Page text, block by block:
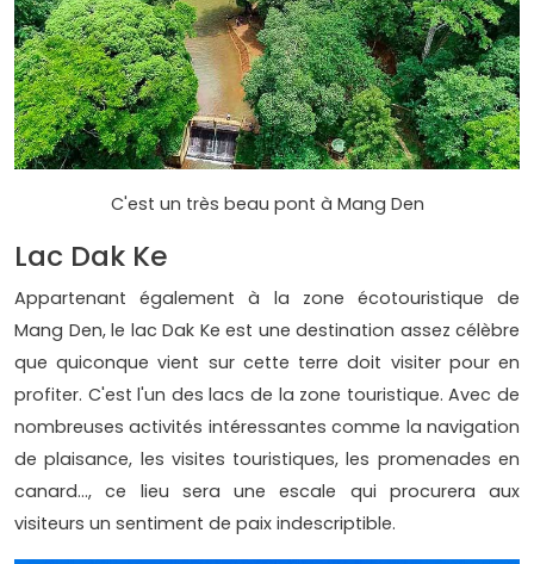
C'est un très beau pont à Mang Den
Lac Dak Ke
Appartenant également à la zone écotouristique de
Mang Den, le lac Dak Ke est une destination assez célèbre
que quiconque vient sur cette terre doit visiter pour en
profiter. C'est l'un des lacs de la zone touristique. Avec de
nombreuses activités intéressantes comme la navigation
de plaisance, les visites touristiques, les promenades en
canard..., ce lieu sera une escale qui procurera aux
visiteurs un sentiment de paix indescriptible.